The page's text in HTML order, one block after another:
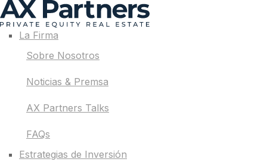
La Firma
Sobre Nosotros
Noticias & Premsa
AX Partners Talks
FAQs
Estrategias de Inversión